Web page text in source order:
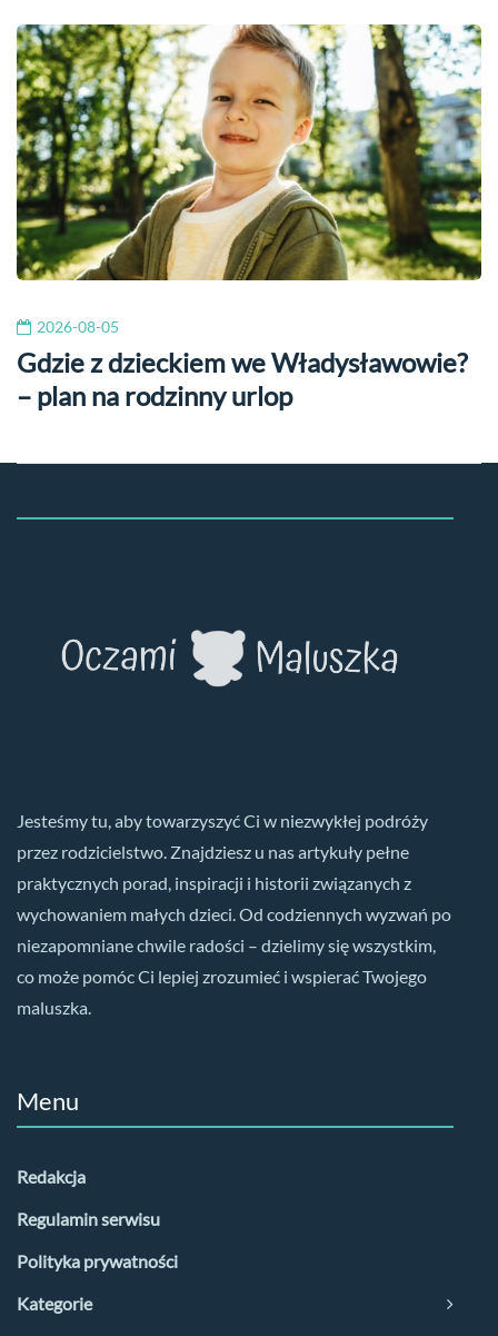
2026-08-05
Gdzie z dzieckiem we Władysławowie?
– plan na rodzinny urlop
Jesteśmy tu, aby towarzyszyć Ci w niezwykłej podróży
przez rodzicielstwo. Znajdziesz u nas artykuły pełne
praktycznych porad, inspiracji i historii związanych z
wychowaniem małych dzieci. Od codziennych wyzwań po
niezapomniane chwile radości – dzielimy się wszystkim,
co może pomóc Ci lepiej zrozumieć i wspierać Twojego
maluszka.
Menu
Redakcja
Regulamin serwisu
Polityka prywatności
Kategorie